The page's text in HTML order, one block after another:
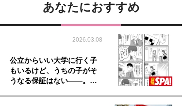
あなたにおすすめ
2026.03.08
公立からいい大学に行く子
もいるけど、うちの子がそ
うなる保証はない――。…